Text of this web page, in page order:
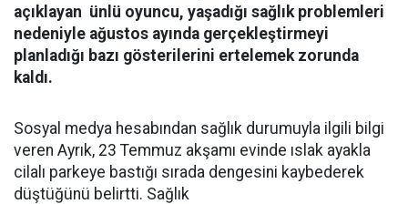
açıklayan ünlü oyuncu, yaşadığı sağlık problemleri
nedeniyle ağustos ayında gerçekleştirmeyi
planladığı bazı gösterilerini ertelemek zorunda
kaldı.
Sosyal medya hesabından sağlık durumuyla ilgili bilgi
veren Ayrık, 23 Temmuz akşamı evinde ıslak ayakla
cilalı parkeye bastığı sırada dengesini kaybederek
düştüğünü belirtti. Sağlık